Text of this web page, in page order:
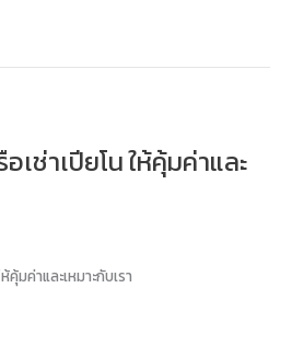
เช่าเปียโน ให้คุ้มค่าและ
มค่าและเหมาะกับเรา